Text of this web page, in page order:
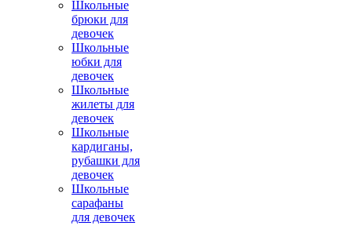
Школьные
брюки для
девочек
Школьные
юбки для
девочек
Школьные
жилеты для
девочек
Школьные
кардиганы,
рубашки для
девочек
Школьные
сарафаны
для девочек